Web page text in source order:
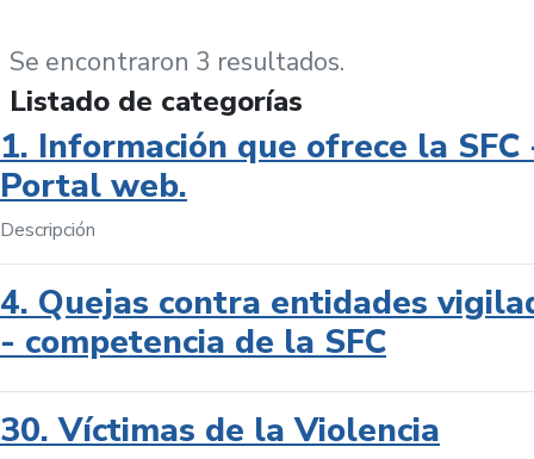
Se encontraron 3 resultados.
Listado de categorías
1. Información que ofrece la SFC
Portal web.
Descripción
4. Quejas contra entidades
- competencia de la SFC
30. Víctimas de la Violencia